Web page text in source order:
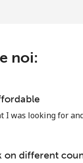
→
noi:
I was looking for
on different